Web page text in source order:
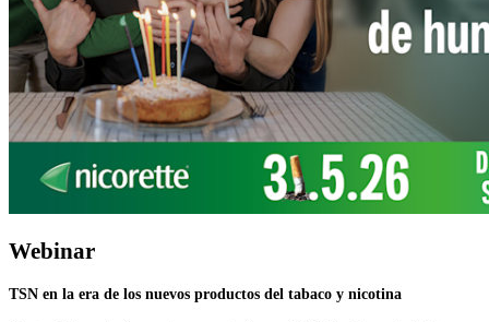
Webinar
TSN en la era de los nuevos productos del tabaco y nicotina